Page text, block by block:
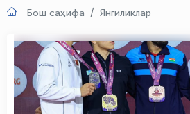
Бош саҳифа Янгиликлар